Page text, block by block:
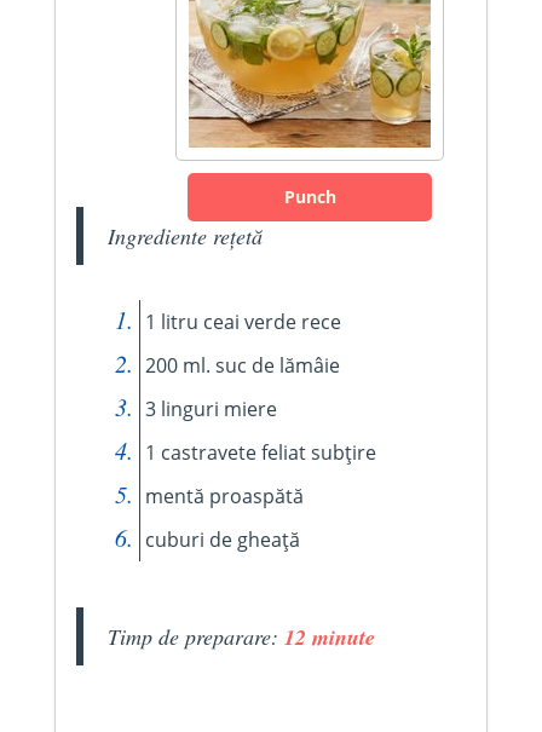
Punch
Ingrediente rețetă
1 litru ceai verde rece
200 ml. suc de lămâie
3 linguri miere
1 castravete feliat subțire
mentă proaspătă
cuburi de gheață
Timp de preparare: 12 minute